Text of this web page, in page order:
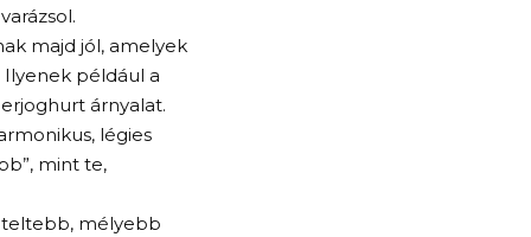
majd jól, amelyek
Ilyenek például a
árnyalat.
légies
mint te,
teltebb, mélyebb